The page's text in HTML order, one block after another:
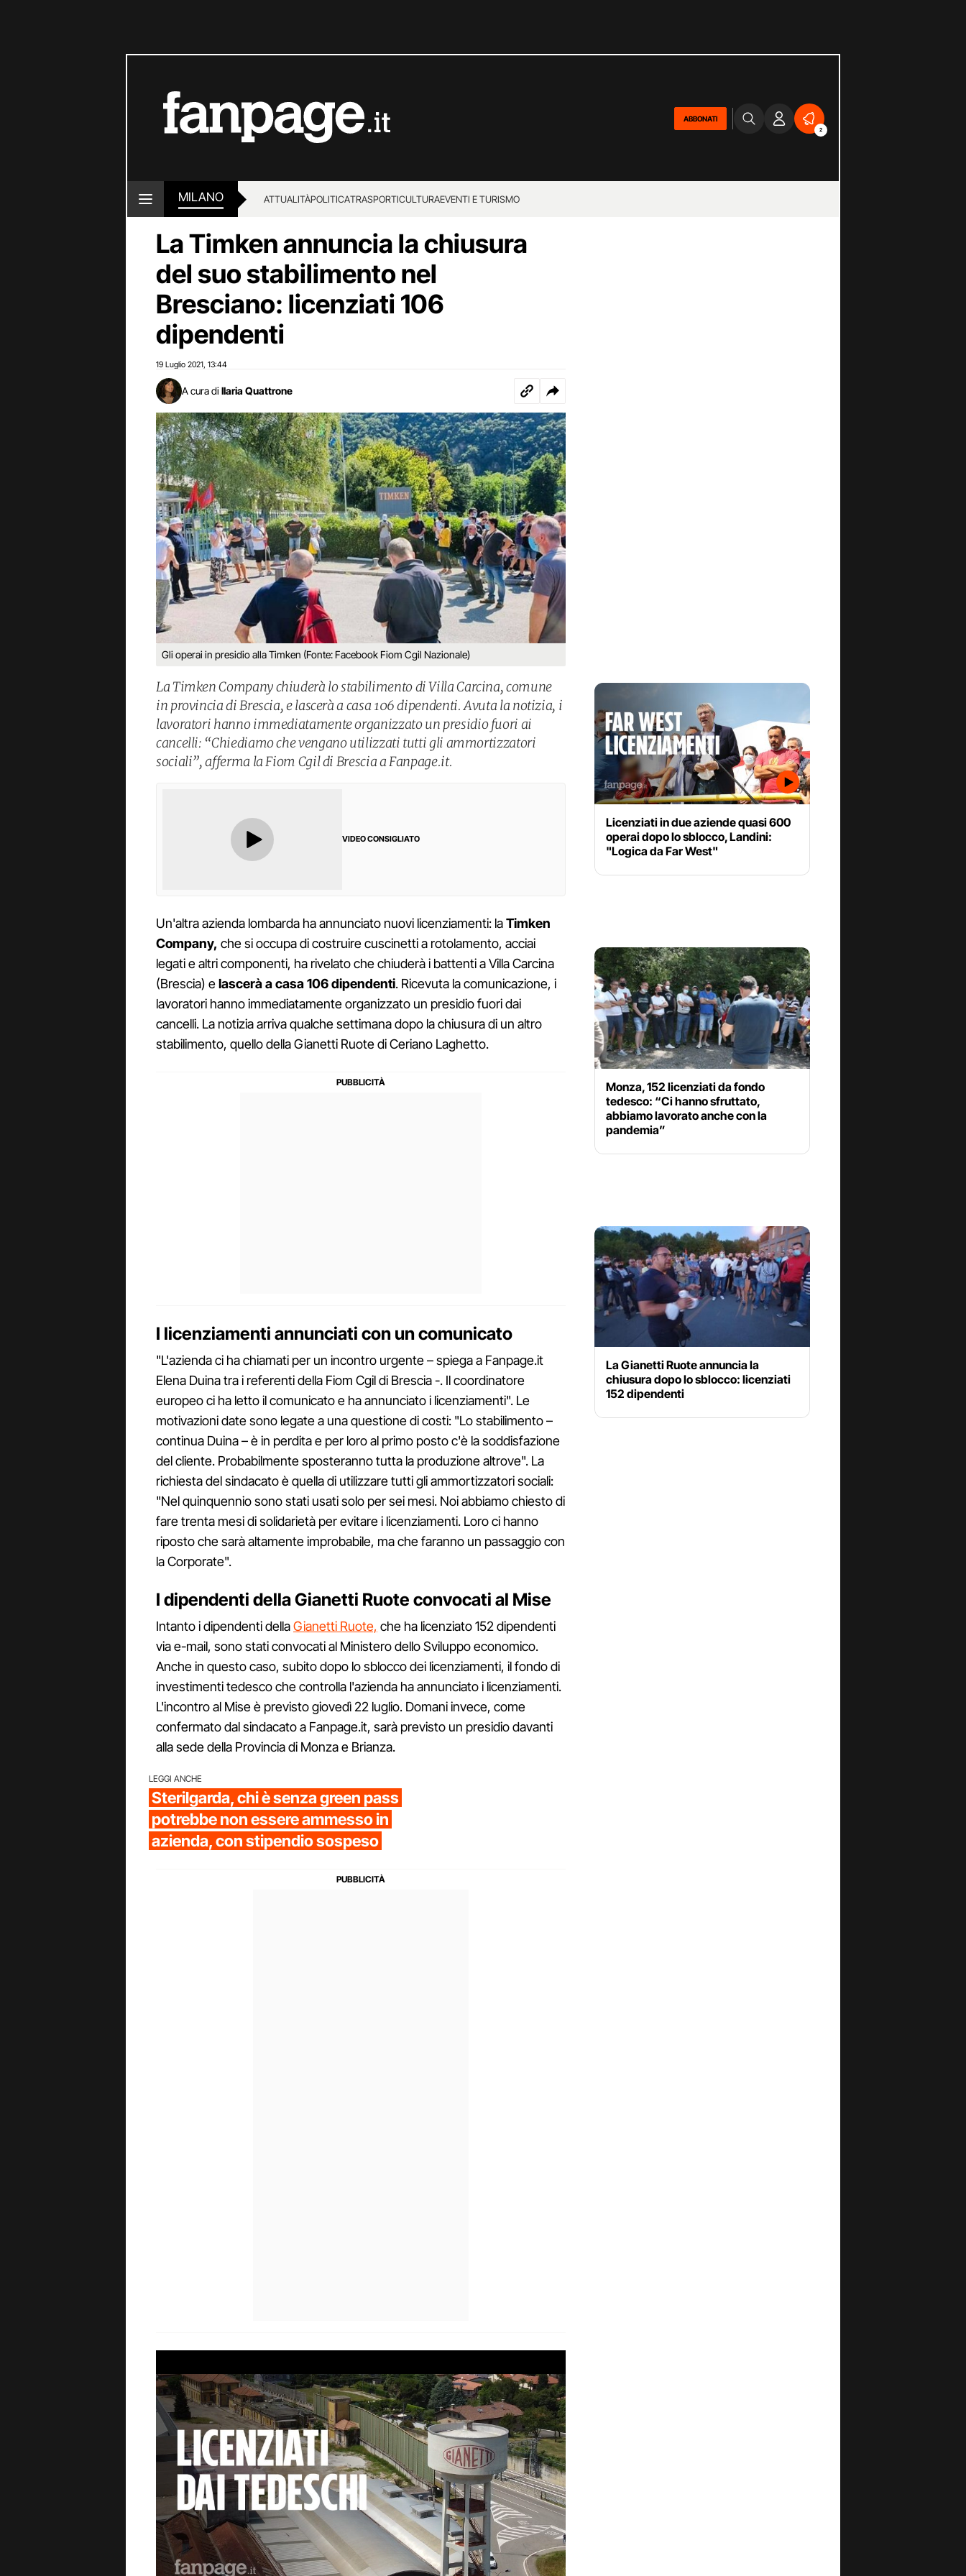
ABBONATI
2
MILANO ATTUALITÀPOLITICATRASPORTICULTURAEVENTI E TURISMO
La Timken annuncia la chiusura
del suo stabilimento nel
Bresciano: licenziati 106
dipendenti
19 Luglio 2021 13:44
A cura di Ilaria Quattrone
Gli operai in presidio alla Timken (Fonte: Facebook Fiom Cgil Nazionale)
La Timken Company chiuderà lo stabilimento di Villa Carcina, comune
in provincia di Brescia, e lascerà a casa 106 dipendenti. Avuta la notizia, i
lavoratori hanno immediatamente organizzato un presidio fuori ai
cancelli: “Chiediamo che vengano utilizzati tutti gli ammortizzatori
sociali”, afferma la Fiom Cgil di Brescia a Fanpage.it.
VIDEO CONSIGLIATO
Un'altra azienda lombarda ha annunciato nuovi licenziamenti: laTimken
Company, che si occupa di costruire cuscinetti a rotolamento, acciai
legati e altri componenti, ha rivelato che chiuderà i battenti a Villa Carcina
(Brescia) elascerà a casa 106 dipendenti. Ricevuta la comunicazione, i
lavoratori hanno immediatamente organizzato un presidio fuori dai
cancelli. La notizia arriva qualche settimana dopo la chiusura di un altro
stabilimento, quello della Gianetti Ruote di Ceriano Laghetto.
I licenziamenti annunciati con un comunicato
"L'azienda ci ha chiamati per un incontro urgente – spiega a Fanpage.it
Elena Duina tra i referenti della Fiom Cgil di Brescia -. Il coordinatore
europeo ci ha letto il comunicato e ha annunciato i licenziamenti". Le
motivazioni date sono legate a una questione di costi: "Lo stabilimento –
continua Duina – è in perdita e per loro al primo posto c'è la soddisfazione
del cliente. Probabilmente sposteranno tutta la produzione altrove". La
richiesta del sindacato è quella di utilizzare tutti gli ammortizzatori sociali:
"Nel quinquennio sono stati usati solo per sei mesi. Noi abbiamo chiesto di
fare trenta mesi di solidarietà per evitare i licenziamenti. Loro ci hanno
riposto che sarà altamente improbabile, ma che faranno un passaggio con
la Corporate".
I dipendenti della Gianetti Ruote convocati al Mise
Intanto i dipendenti dellaGianetti Ruote, che ha licenziato 152 dipendenti
via e-mail, sono stati convocati al Ministero dello Sviluppo economico.
Anche in questo caso, subito dopo lo sblocco dei licenziamenti, il fondo di
investimenti tedesco che controlla l'azienda ha annunciato i licenziamenti.
L'incontro al Mise è previsto giovedì 22 luglio. Domani invece, come
confermato dal sindacato a Fanpage.it, sarà previsto un presidio davanti
alla sede della Provincia di Monza e Brianza.
LEGGI ANCHE
Sterilgarda, chi è senza green pass
potrebbe non essere ammesso in
azienda, con stipendio sospeso
Licenziati in due aziende quasi 600
operai dopo lo sblocco, Landini:
"Logica da Far West"
Monza, 152 licenziati da fondo
tedesco: “Ci hanno sfruttato,
abbiamo lavorato anche con la
pandemia”
La Gianetti Ruote annuncia la
chiusura dopo lo sblocco: licenziati
152 dipendenti